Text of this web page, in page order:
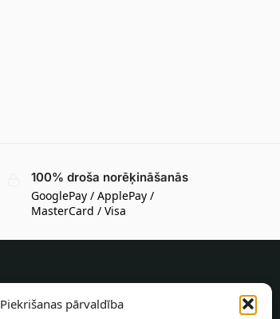
Piekrišanas pārvaldība
100% droša norēķināšanās
GooglePay / ApplePay /
MasterCard / Visa
INFORMĀCIJA PIRCĒJAM